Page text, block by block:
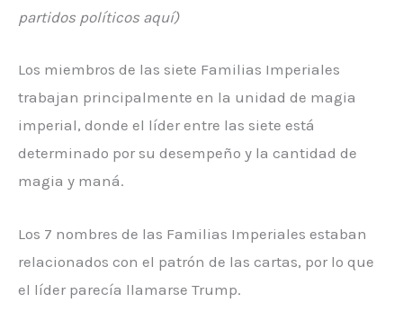
partidos políticos aquí)
Los miembros de las siete Familias Imperiales
trabajan principalmente en la unidad de magia
imperial, donde el líder entre las siete está
determinado por su desempeño y la cantidad de
magia y maná.
Los 7 nombres de las Familias Imperiales estaban
relacionados con el patrón de las cartas, por lo que
el líder parecía llamarse Trump.